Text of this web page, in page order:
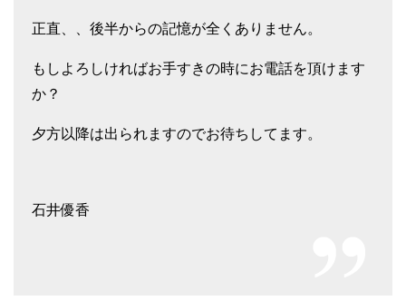
正直、、後半からの記憶が全くありません。
もしよろしければお手すきの時にお電話を頂けます
か？
夕方以降は出られますのでお待ちしてます。
石井優香